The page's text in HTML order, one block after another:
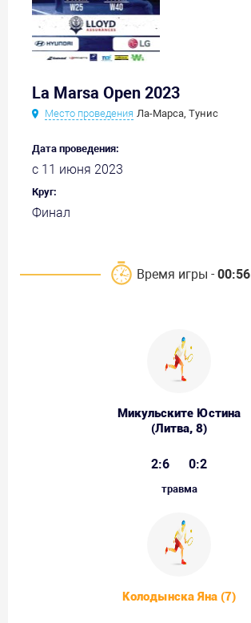
La Marsa Open 2023
Место проведения Ла-Марса, Тунис
Дата проведения:
с 11 июня 2023
Круг:
Финал
Время игры - 00:56
Микульските Юстина
(Литва, 8)
2:6 0:2
травма
Колодынска Яна (7)